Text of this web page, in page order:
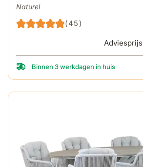
Naturel
(45)
Binnen 3 werkdagen in huis